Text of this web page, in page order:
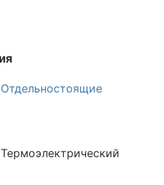
Отдельностоящие
Термоэлектрический